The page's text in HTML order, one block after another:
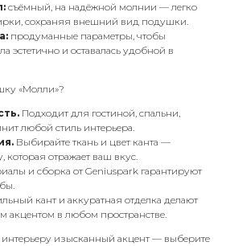
съёмный, на надёжной молнии — легко
сохраняя внешний вид подушки.
продуманные параметры, чтобы
эстетично и оставалась удобной в
«Молли»?
Подходит для гостиной, спальни,
любой стиль интерьера.
Выбирайте ткань и цвет канта —
которая отражает ваш вкус.
и сборка от Geniuspark гарантируют
кант и аккуратная отделка делают
акцентом в любом пространстве.
изысканный акцент — выберите